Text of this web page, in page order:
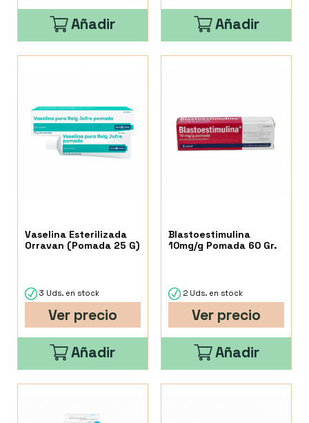
Añadir Añadir
Vaselina Esterilizada
Orravan (Pomada 25 G)
3 Uds. en stock
Ver precio
Añadir
Blastoestimulina
10mg/g Pomada 60 Gr.
2 Uds. en stock
Ver precio
Añadir